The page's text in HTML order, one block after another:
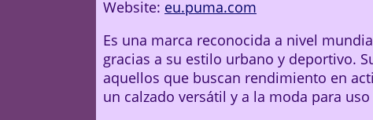
Website: eu.puma.com
Es una marca reconocida a nivel
gracias a su estilo urbano y deportivo.
aquellos que buscan rendimiento en
un calzado versátil y a la moda para uso